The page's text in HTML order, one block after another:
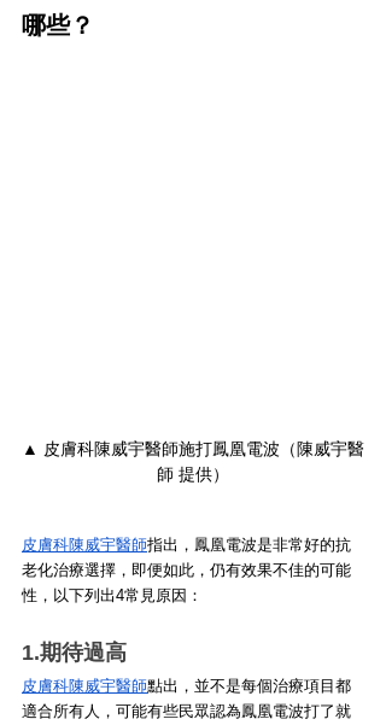
哪些？
▲ 皮膚科陳威宇醫師施打鳳凰電波（陳威宇醫
師 提供）
皮膚科陳威宇醫師指出，鳳凰電波是非常好的抗
老化治療選擇，即便如此，仍有效果不佳的可能
性，以下列出4常見原因：
1.期待過高
皮膚科陳威宇醫師點出，並不是每個治療項目都
適合所有人，可能有些民眾認為鳳凰電波打了就